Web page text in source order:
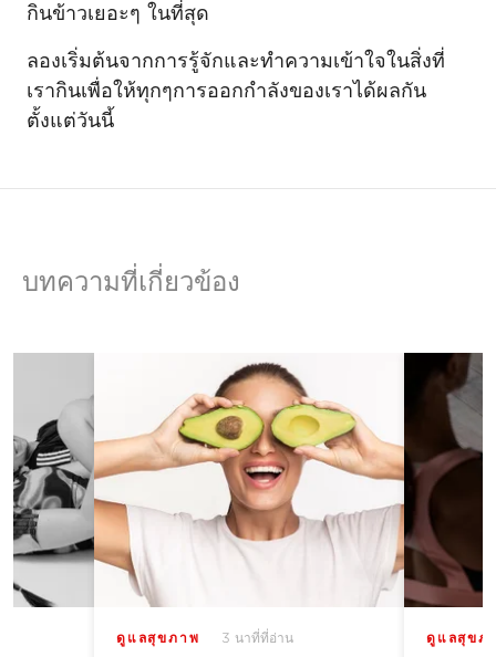
กินข้าวเยอะๆ ในที่สุด
ลองเริ่มต้นจากการรู้จักและทำความเข้าใจในสิ่งที่
เรากินเพื่อให้ทุกๆการออกกำลังของเราได้ผลกัน
ตั้งแต่วันนี้
บทความที่เกี่ยวข้อง
ดูแลสุขภาพ 3 นาที่ที่อ่าน ดูแลสุขภ